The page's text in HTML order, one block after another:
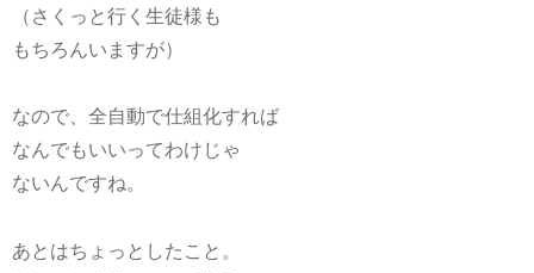
（さくっと行く生徒様も
もちろんいますが）
なので、全自動で仕組化すれば
なんでもいいってわけじゃ
ないんですね。
あとはちょっとしたこと。